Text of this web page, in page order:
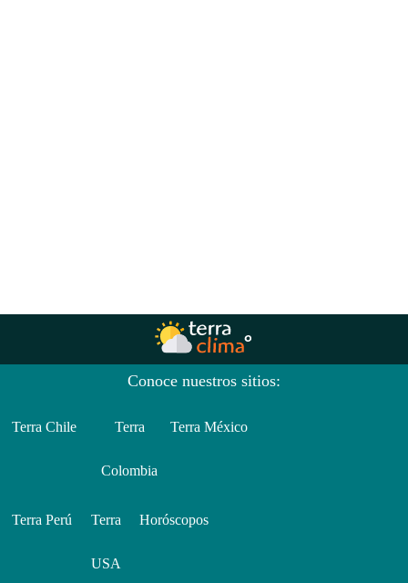
Conoce nuestros sitios:
Terra Chile Terra
Colombia
Terra México
Terra Perú Terra
USA
Horóscopos